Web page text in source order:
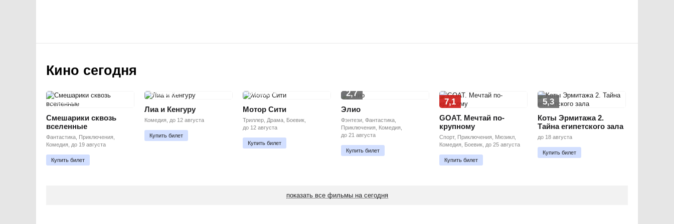
Кино сегодня
ПРЕМЬЕРА
Смешарики сквозь
вселенные
Фантастика, Приключения,
Комедия, до 19 августа
Купить билет
ПРЕМЬЕРА
Лиа и Кенгуру
Комедия, до 12 августа
Купить билет
ПРЕМЬЕРА
Мотор Сити
Триллер, Драма, Боевик,
до 12 августа
Купить билет
2,7
Элио
Фэнтези, Фантастика,
Приключения, Комедия,
до 21 августа
Купить билет
7,1
GOAT. Мечтай по-
крупному
Спорт, Приключения, Мюзикл,
Комедия, Боевик, до 25 августа
Купить билет
5,3
Коты Эрмитажа 2.
Тайна египетского зала
до 18 августа
Купить билет
показать все фильмы на сегодня